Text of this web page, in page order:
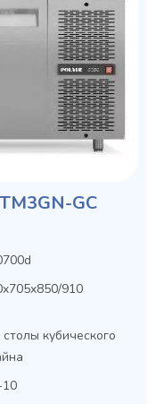
GС
910
столы кубического